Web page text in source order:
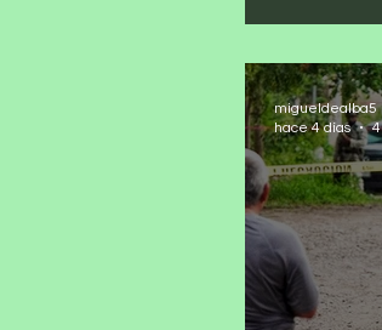
migueldealba5
hace 4 días